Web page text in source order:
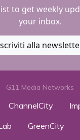
to get weekly
your inbox.
alla
G11 Media Networks
ChannelCity
GreenCity